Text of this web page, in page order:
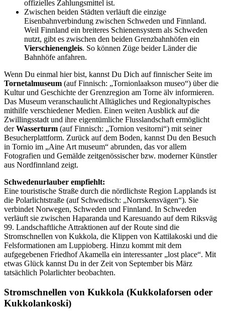
offizielles Zahlungsmittel ist.
Zwischen beiden Städten verläuft die einzige
Eisenbahnverbindung zwischen Schweden und Finnland.
Weil Finnland ein breiteres Schienensystem als Schweden
nutzt, gibt es zwischen den beiden Grenzbahnhöfen ein
Vierschienengleis. So können Züge beider Länder die
Bahnhöfe anfahren.
Wenn Du einmal hier bist, kannst Du Dich auf finnischer Seite im
Tornetalmuseum (auf Finnisch: „Tornionlaakson museo“) über die
Kultur und Geschichte der Grenzregion am Torne älv informieren.
Das Museum veranschaulicht Alltägliches und Regionaltypisches
mithilfe verschiedener Medien. Einen weiten Ausblick auf die
Zwillingsstadt und ihre eigentümliche Flusslandschaft ermöglicht
derWasserturm (auf Finnisch: „Tornion vesitorni“) mit seiner
Besucherplattform. Zurück auf dem Boden, kannst Du den Besuch
in Tornio im „Aine Art museum“ abrunden, das vor allem
Fotografien und Gemälde zeitgenössischer bzw. moderner Künstler
aus Nordfinnland zeigt.
Schwedenurlauber empfiehlt:
Eine touristische Straße durch die nördlichste Region Lapplands ist
die Polarlichtstraße (auf Schwedisch: „Norrskensvägen“). Sie
verbindet Norwegen, Schweden und Finnland. In Schweden
verläuft sie zwischen Haparanda und Karesuando auf dem Riksväg
99. Landschaftliche Attraktionen auf der Route sind die
Stromschnellen von Kukkola, die Klippen von Kattilakoski und die
Felsformationen am Luppioberg. Hinzu kommt mit dem
aufgegebenen Friedhof Akamella ein interessanter „lost place“. Mit
etwas Glück kannst Du in der Zeit von September bis März
tatsächlich Polarlichter beobachten.
Stromschnellen von Kukkola (Kukkolaforsen oder
Kukkolankoski)